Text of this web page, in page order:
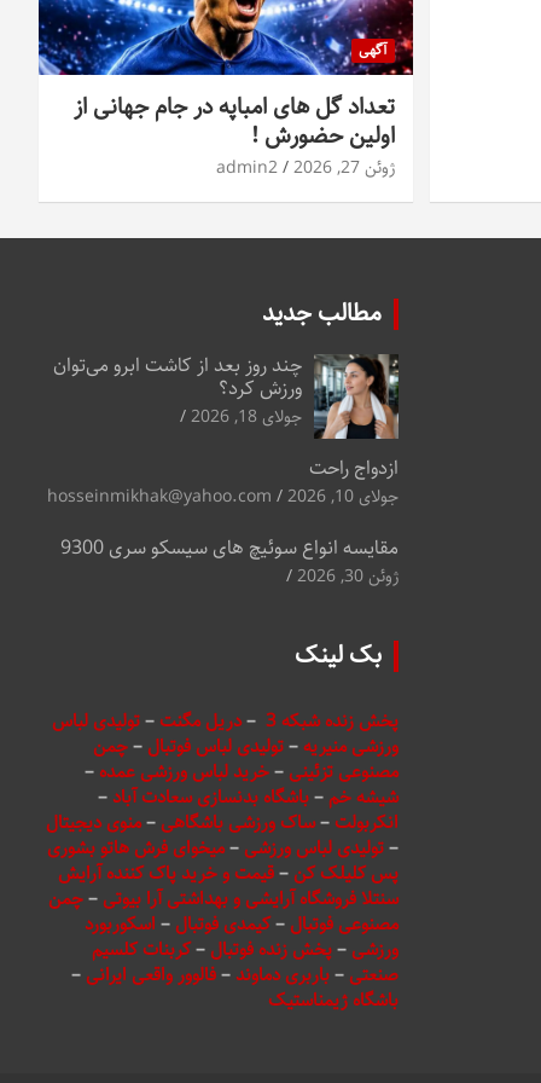
آگهی
تعداد گل های امباپه در جام جهانی از
اولین حضورش !
ژوئن 27, 2026 admin2
مطالب جدید
چند روز بعد از کاشت ابرو می‌توان
ورزش کرد؟
جولای 18, 2026
ازدواج راحت
جولای 10, 2026 hosseinmikhak@yahoo.com
مقایسه انواع سوئیچ های سیسکو سری 9300
ژوئن 30, 2026
بک لینک
پخش زنده شبکه 3 –دریل مگنت–تولیدی لباس
ورزشی منیریه–تولیدی لباس فوتبال –چمن
مصنوعی تزئینی –خرید لباس ورزشی عمده–
شیشه خم–باشگاه بدنسازی سعادت آباد –
انکربولت–ساک ورزشی باشگاهی –منوی دیجیتال
–تولیدی لباس ورزشی –میخوای فرش هاتو بشوری
پس کلیلک کن –قیمت و خرید پاک کننده آرایش
سنتلا فروشگاه آرایشی و بهداشتی آرا بیوتی –چمن
مصنوعی فوتبال –کیمدی فوتبال – اسکوربورد
ورزشی –پخش زنده فوتبال –کربنات کلسیم
صنعتی –باربری دماوند–فالوور واقعی ایرانی –
باشگاه ژیمناستیک